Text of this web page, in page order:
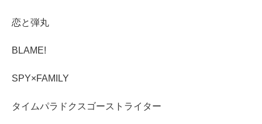
恋と弾丸
BLAME!
SPY×FAMILY
タイムパラドクスゴーストライター